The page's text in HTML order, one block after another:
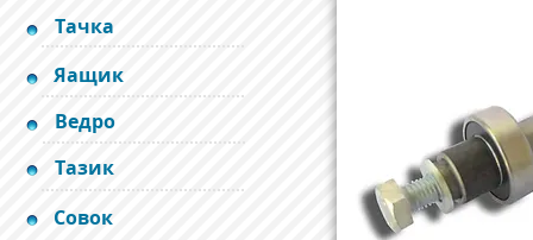
Тачка
Яащик
Ведро
Тазик
Совок